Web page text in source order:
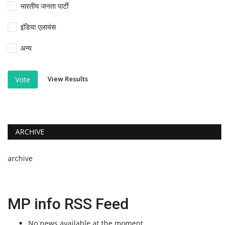
भारतीय जनता पार्टी
इंडिया एलायंस
अन्य
Vote View Results
ARCHIVE
archive
MP info RSS Feed